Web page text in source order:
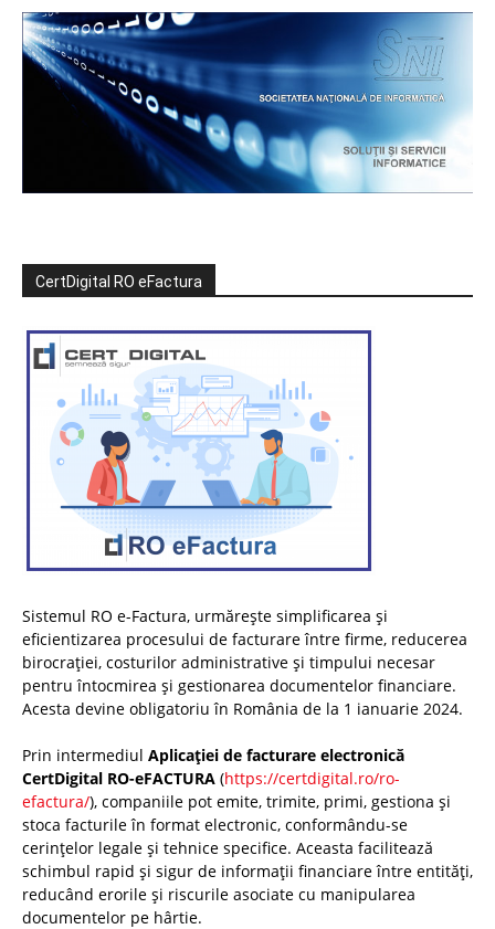
CertDigital RO eFactura
Sistemul RO e-Factura, urmărește simplificarea și
eficientizarea procesului de facturare între firme, reducerea
birocrației, costurilor administrative și timpului necesar
pentru întocmirea și gestionarea documentelor financiare.
Acesta devine obligatoriu în România de la 1 ianuarie 2024.
Prin intermediul Aplicației de facturare electronică
CertDigital RO-eFACTURA (https://certdigital.ro/ro-
efactura/), companiile pot emite, trimite, primi, gestiona și
stoca facturile în format electronic, conformându-se
cerințelor legale și tehnice specifice. Aceasta facilitează
schimbul rapid și sigur de informații financiare între entități,
reducând erorile și riscurile asociate cu manipularea
documentelor pe hârtie.